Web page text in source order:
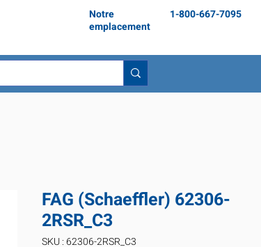
Notre
emplacement
1-800-667-7095
FAG (Schaeffler) 62306-
2RSR_C3
SKU : 62306-2RSR_C3